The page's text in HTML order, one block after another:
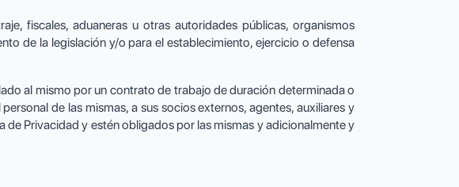
fiscales, aduaneras u otras autoridades públicas, organismos
de la legislación y/o para el establecimiento, ejercicio o defensa
al mismo por un contrato de trabajo de duración determinada o
de las mismas, a sus socios externos, agentes, auxiliares y
Privacidad y estén obligados por las mismas y adicionalmente y